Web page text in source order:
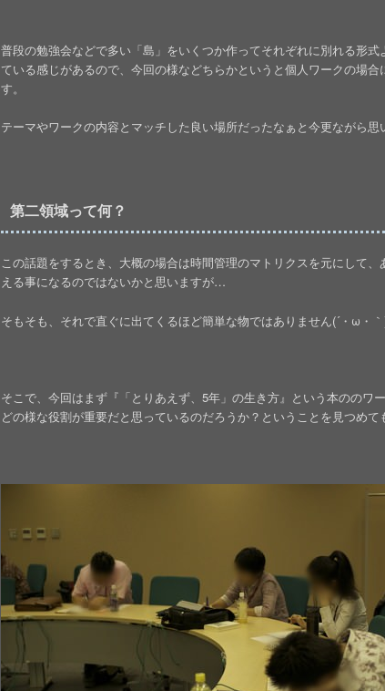
普段の勉強会などで多い「島」をいくつか作ってそれぞれに別れる形
ている感じがあるので、今回の様などちらかというと個人ワークの場合
す。
テーマやワークの内容とマッチした良い場所だったなぁと今更ながら
第二領域って何？
この話題をするとき、大概の場合は時間管理のマトリクスを元にして
える事になるのではないかと思いますが…
そもそも、それで直ぐに出てくるほど簡単な物ではありません(´・ω・
そこで、今回はまず『「とりあえず、5年」の生き方』という本ののワ
どの様な役割が重要だと思っているのだろうか？ということを見つめて